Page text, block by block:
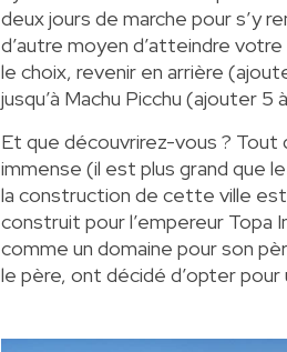
deux jours de marche pour s’y
d’autre moyen d’atteindre
le choix, revenir en arrière
jusqu’à Machu Picchu (ajouter 5
Et que découvrirez-vous ? Tout
immense (il est plus grand que
la construction de cette ville est
construit pour l’empereur Topa
comme un domaine pour son
le père, ont décidé d’opter